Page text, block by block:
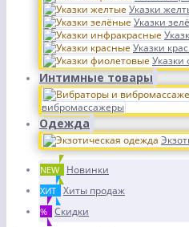
Указки
Указки
Указки
Указки
Интимные товары
вибромассажеры
Одежда
NEW Новинки
ХИТ Хиты продаж
% Скидки